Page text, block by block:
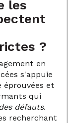
les
?
en
s'appuie
éprouvées et
qui
défauts.
recherchant